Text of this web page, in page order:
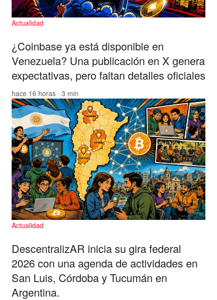
Actualidad
¿Coinbase ya está disponible en
Venezuela? Una publicación en X genera
expectativas, pero faltan detalles oficiales
hace 16 horas · 3 min
Actualidad
DescentralizAR inicia su gira federal
2026 con una agenda de actividades en
San Luis, Córdoba y Tucumán en
Argentina.